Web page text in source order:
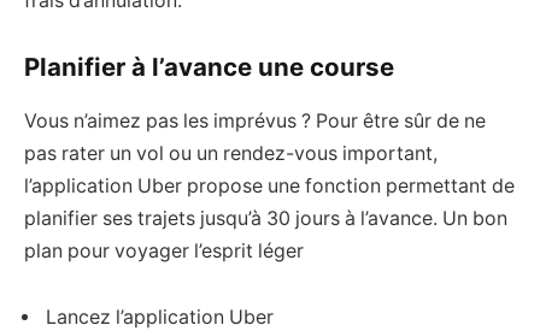
Planifier à l’avance une course
Vous n’aimez pas les imprévus ? Pour être sûr de ne
pas rater un vol ou un rendez-vous important,
l’application Uber propose une fonction permettant de
planifier ses trajets jusqu’à 30 jours à l’avance. Un bon
plan pour voyager l’esprit léger
Lancez l’application Uber